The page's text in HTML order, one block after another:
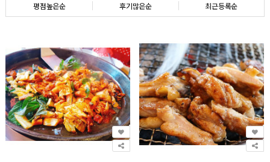
평점높은순 후기많은순 최근등록순